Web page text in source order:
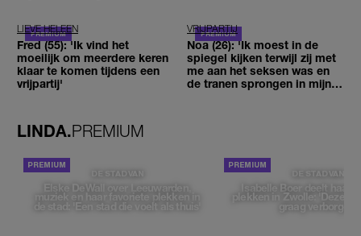
LIEVE HELEEN
Fred (55): 'Ik vind het
moeilijk om meerdere keren
klaar te komen tijdens een
vrijpartij'
VRIJPARTIJ
Noa (26): 'Ik moest in de
spiegel kijken terwijl zij met
me aan het seksen was en
de tranen sprongen in mijn
LINDA.PREMIUM
DE STAD VAN
Elske DeWall over Leeuwarden,
muziek en haar favoriete plekken in
de stad: 'Een stad die voelt als thuis'
DE STAD VAN
Isabelle Boer deelt haar
plekken in Zwolle: 'Deze
graag verborgen'